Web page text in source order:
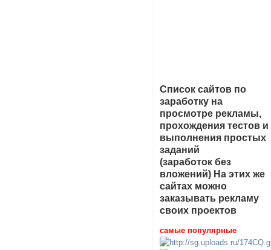
Список сайтов по
заработку на
просмотре рекламы,
прохождения тестов и
выполнения простых
заданий
(заработок без
вложений) На этих же
сайтах можно
заказывать рекламу
своих проектов
самые популярные